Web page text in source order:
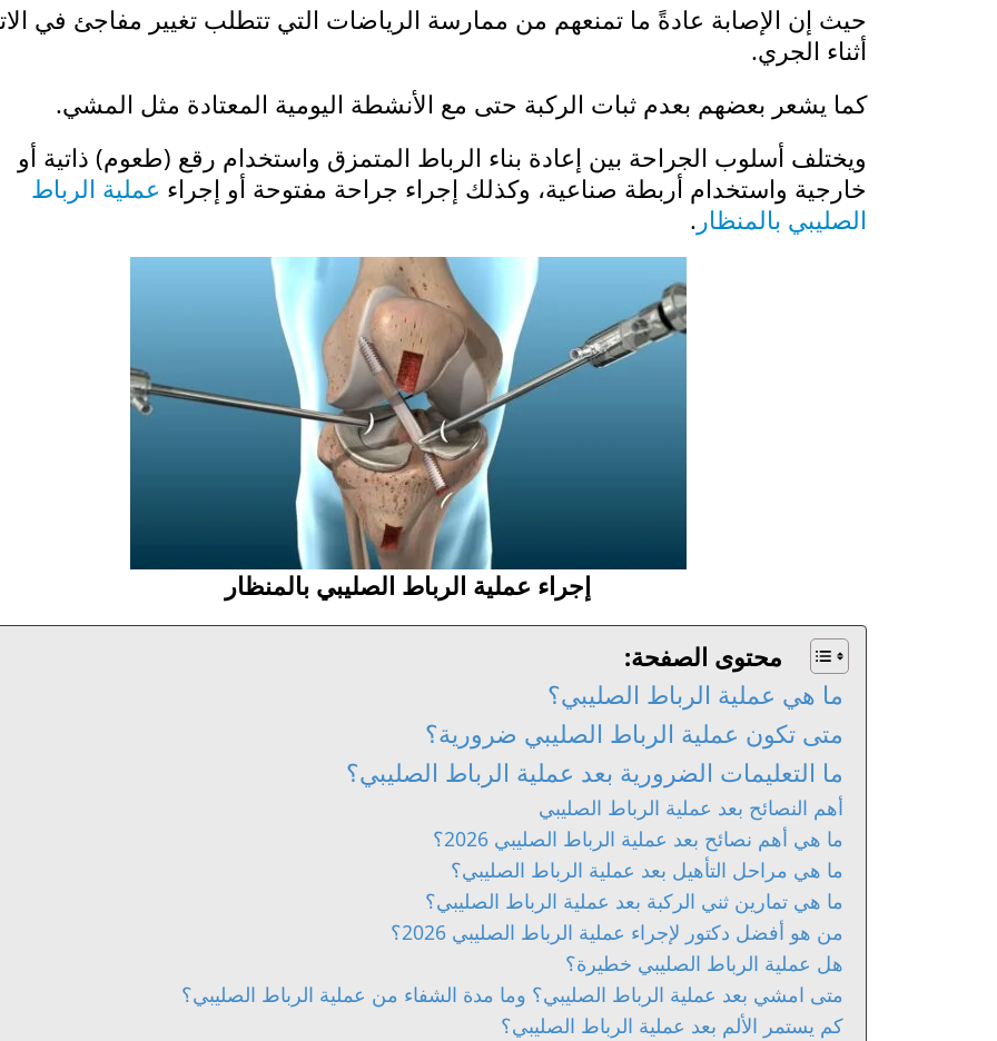
حيث إن الإصابة عادةً ما تمنعهم من ممارسة الرياضات التي تتطلب تغيير مفاجئ في
أثناء الجري.
كما يشعر بعضهم بعدم ثبات الركبة حتى مع الأنشطة اليومية المعتادة مثل المشي.
ويختلف أسلوب الجراحة بين إعادة بناء الرباط المتمزق واستخدام رقع (طعوم) ذاتية أو
خارجية واستخدام أربطة صناعية، وكذلك إجراء جراحة مفتوحة أو إجراء عملية الرباط
الصليبي بالمنظار .
إجراء عملية الرباط الصليبي بالمنظار
محتوى الصفحة:
ما هي عملية الرباط الصليبي؟
متى تكون عملية الرباط الصليبي ضرورية؟
ما التعليمات الضرورية بعد عملية الرباط الصليبي؟
أهم النصائح بعد عملية الرباط الصليبي
ما هي أهم نصائح بعد عملية الرباط الصليبي 2026؟
ما هي مراحل التأهيل بعد عملية الرباط الصليبي؟
ما هي تمارين ثني الركبة بعد عملية الرباط الصليبي؟
من هو أفضل دكتور لإجراء عملية الرباط الصليبي 2026؟
هل عملية الرباط الصليبي خطيرة؟
متى امشي بعد عملية الرباط الصليبي؟ وما مدة الشفاء من عملية الرباط الصليبي؟
كم يستمر الألم بعد عملية الرباط الصليبي؟